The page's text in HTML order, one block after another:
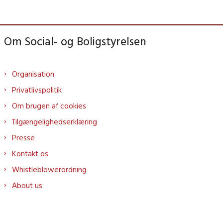
Om Social- og Boligstyrelsen
Organisation
Privatlivspolitik
Om brugen af cookies
Tilgængelighedserklæring
Presse
Kontakt os
Whistleblowerordning
About us